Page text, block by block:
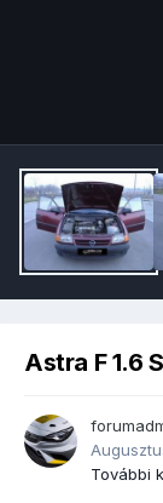
Astra F 1.6
További